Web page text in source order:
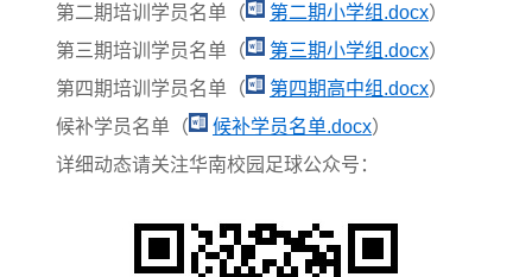
第二期培训学员名单（
第二期小学组.docx）
第三期培训学员名单（
第三期小学组.docx）
第四期培训学员名单（
第四期高中组.docx）
候补学员名单（
候补学员名单.docx）
详细动态请关注华南校园足球公众号：